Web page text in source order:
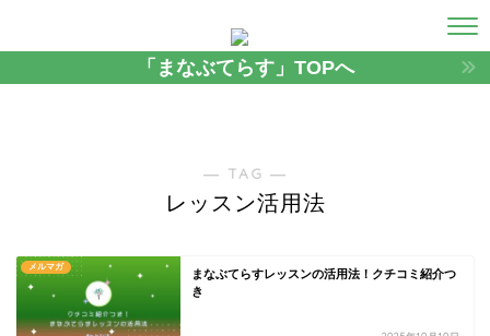
「まなぶてらす」TOPへ
― TAG ―
レッスン活用法
メルマガ
まなぶてらすレッスンの活用法！クチコミ紹介つ
き